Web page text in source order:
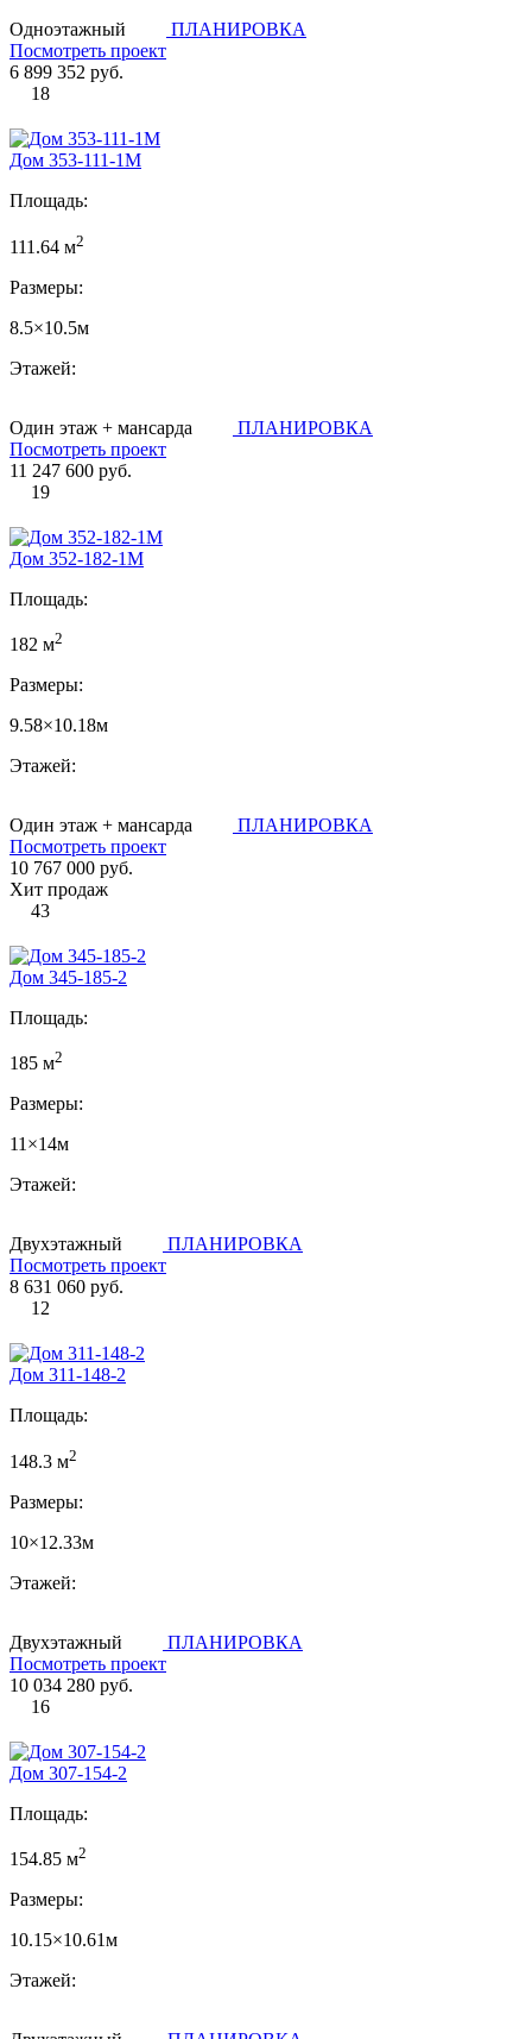
Одноэтажный
ПЛАНИРОВКА
Посмотреть проект
6 899 352 руб.
18
Дом 353-111-1М
Площадь:
111.64 м2
Размеры:
8.5×10.5м
Этажей:
Один этаж + мансарда
ПЛАНИРОВКА
Посмотреть проект
11 247 600 руб.
19
Дом 352-182-1М
Площадь:
182 м2
Размеры:
9.58×10.18м
Этажей:
Один этаж + мансарда
ПЛАНИРОВКА
Посмотреть проект
10 767 000 руб.
Хит продаж
43
Дом 345-185-2
Площадь:
185 м2
Размеры:
11×14м
Этажей:
Двухэтажный
ПЛАНИРОВКА
Посмотреть проект
8 631 060 руб.
12
Дом 311-148-2
Площадь:
148.3 м2
Размеры:
10×12.33м
Этажей:
Двухэтажный
ПЛАНИРОВКА
Посмотреть проект
10 034 280 руб.
16
Дом 307-154-2
Площадь:
154.85 м2
Размеры:
10.15×10.61м
Этажей: